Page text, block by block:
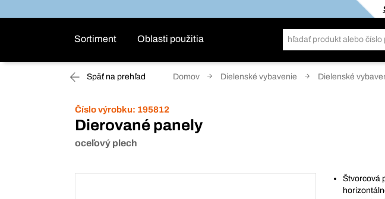
Sortiment Oblasti použitia
Späť na prehľad Domov Dielenské vybavenie Dielenské
Číslo výrobku: 195812
Dierované panely
oceľový plech
Štvorcová